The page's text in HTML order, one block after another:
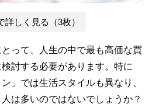
詳しく見る（3枚）
って、人生の中で最も高価な買
討する必要があります。特に
」では生活スタイルも異なり、
は多いのではないでしょうか？